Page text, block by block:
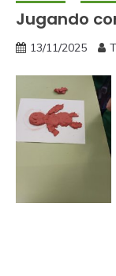
Jugando
13/11/2025